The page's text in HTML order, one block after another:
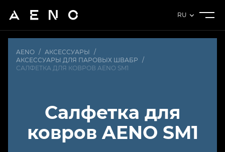
RU
AENO / АКСЕССУАРЫ /
АКСЕССУАРЫ ДЛЯ ПАРОВЫХ ШВАБР /
САЛФЕТКА ДЛЯ КОВРОВ AENO SM1
Салфетка для
ковров AENO SM1